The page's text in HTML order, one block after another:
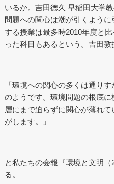
いるか。吉田徳久 早稲田大学
問題への関心は潮が引くよう
する授業は最多時2010年度と
った科目もあるという。吉田教
「環境への関心の多くは通り
のようです。環境問題の根底
層にまで迫らずに関心が薄れ
がします。」
と私たちの会報『環境と文明
る。